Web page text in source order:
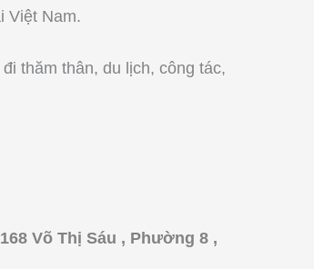
Việt Nam.
thăm thân, du lịch, công tác,
Võ Thị Sáu , Phường 8 ,